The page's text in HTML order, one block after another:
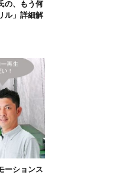
の、もう何
ル」詳細解
ーションス